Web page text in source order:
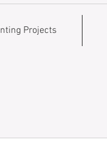
Projects